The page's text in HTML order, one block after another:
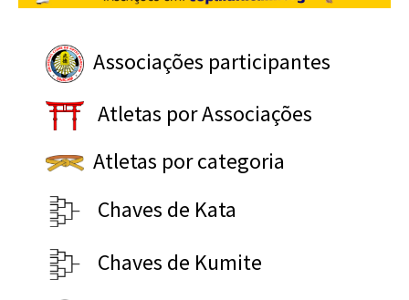
Associações participantes
Atletas por Associações
Atletas por categoria
Chaves de Kata
Chaves de Kumite